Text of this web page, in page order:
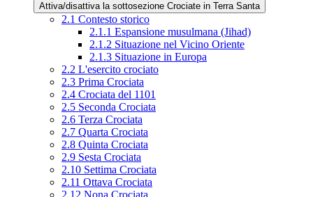
Attiva/disattiva la sottosezione Crociate in Terra Santa
2.1 Contesto storico
2.1.1 Espansione musulmana (Jihad)
2.1.2 Situazione nel Vicino Oriente
2.1.3 Situazione in Europa
2.2 L'esercito crociato
2.3 Prima Crociata
2.4 Crociata del 1101
2.5 Seconda Crociata
2.6 Terza Crociata
2.7 Quarta Crociata
2.8 Quinta Crociata
2.9 Sesta Crociata
2.10 Settima Crociata
2.11 Ottava Crociata